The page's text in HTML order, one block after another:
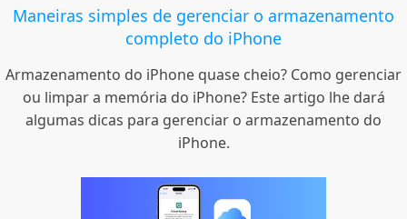
Maneiras simples de gerenciar o armazenamento
completo do iPhone
Armazenamento do iPhone quase cheio? Como gerenciar
ou limpar a memória do iPhone? Este artigo lhe dará
algumas dicas para gerenciar o armazenamento do
iPhone.